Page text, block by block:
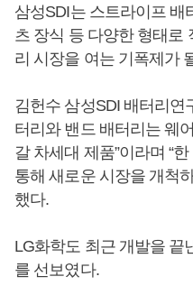
삼성SDI는 스트라이프 배
츠 장식 등 다양한 형태로
리 시장을 여는 기폭제가
김헌수 삼성SDI 배터리연
터리와 밴드 배터리는 웨
갈 차세대 제품”이라며 “
통해 새로운 시장을 개척
했다.
LG화학도 최근 개발을 끝
를 선보였다.